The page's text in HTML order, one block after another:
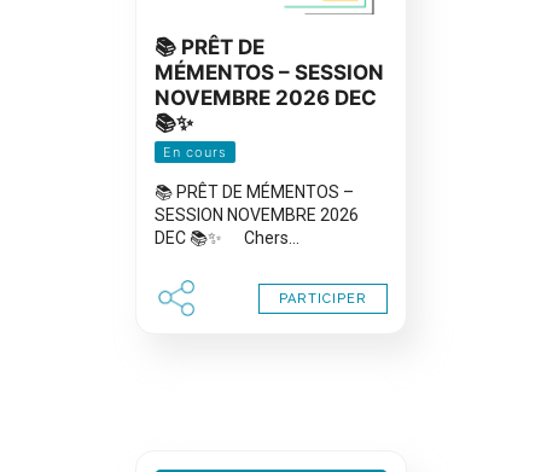
📚 PRÊT DE
MÉMENTOS – SESSION
NOVEMBRE 2026 DEC
📚✨
En cours
📚 PRÊT DE MÉMENTOS –
SESSION NOVEMBRE 2026
DEC 📚✨ Chers…
PARTICIPER